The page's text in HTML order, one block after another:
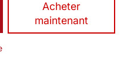
​Acheter
maintenant